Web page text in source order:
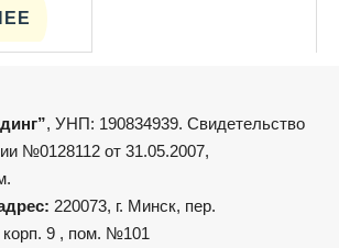
странице
, УНП: 190834939. Свидетельство
№0128112 от 31.05.2007,
220073, г. Минск, пер.
9 , пом. №101